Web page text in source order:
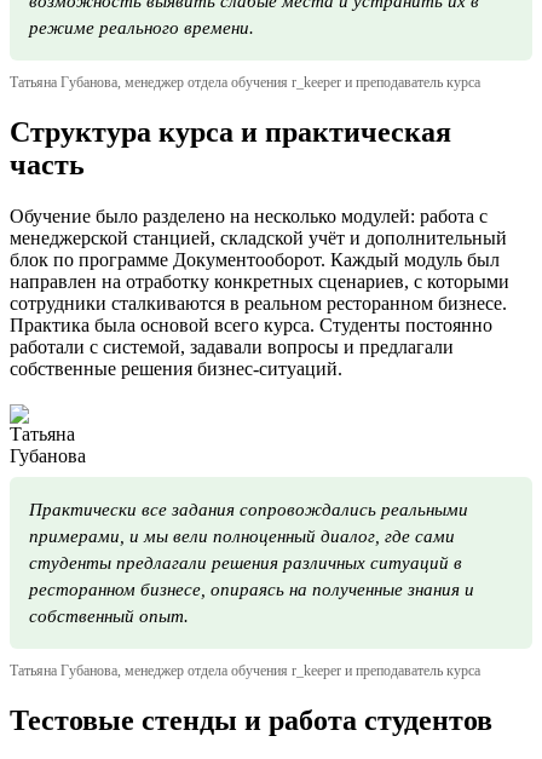
режиме реального времени.
Татьяна Губанова, менеджер отдела обучения r_keeper и преподаватель курса
Структура курса и практическая
часть
Обучение было разделено на несколько модулей: работа с
менеджерской станцией, складской учёт и дополнительный
блок по программе Документооборот. Каждый модуль был
направлен на отработку конкретных сценариев, с которыми
сотрудники сталкиваются в реальном ресторанном бизнесе.
Практика была основой всего курса. Студенты постоянно
работали с системой, задавали вопросы и предлагали
собственные решения бизнес-ситуаций.
Практически все задания сопровождались реальными
примерами, и мы вели полноценный диалог, где сами
студенты предлагали решения различных ситуаций в
ресторанном бизнесе, опираясь на полученные знания и
собственный опыт.
Татьяна Губанова, менеджер отдела обучения r_keeper и преподаватель курса
Тестовые стенды и работа студентов